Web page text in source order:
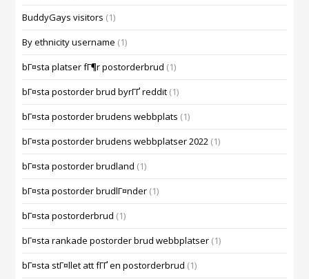
BuddyGays visitors (1)
By ethnicity username (1)
bГ¤sta platser fГ¶r postorderbrud (1)
bГ¤sta postorder brud byrГҐ reddit (1)
bГ¤sta postorder brudens webbplats (1)
bГ¤sta postorder brudens webbplatser 2022 (1)
bГ¤sta postorder brudland (1)
bГ¤sta postorder brudlГ¤nder (1)
bГ¤sta postorderbrud (1)
bГ¤sta rankade postorder brud webbplatser (1)
bГ¤sta stГ¤llet att fГҐ en postorderbrud (1)